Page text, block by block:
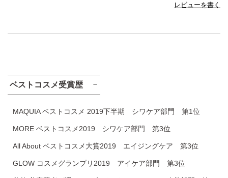
レビューを書く
ベストコスメ受賞歴
MAQUIA ベストコスメ 2019下半期 シワケア部門 第1位
MORE ベストコスメ2019 シワケア部門 第3位
All About ベストコスメ大賞2019 エイジングケア 第3位
GLOW コスメグランプリ2019 アイケア部門 第3位